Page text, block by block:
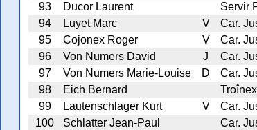
93
Ducor Laurent Servir
94
Luyet Marc V Car.
95
Cojonex Roger V Car.
96
Von Numers David J Car.
97
Von Numers Marie-Louise D Car.
98
Eich Bernard Troînex
99
Lautenschlager Kurt V Car.
100
Schlatter Jean-Paul Car.